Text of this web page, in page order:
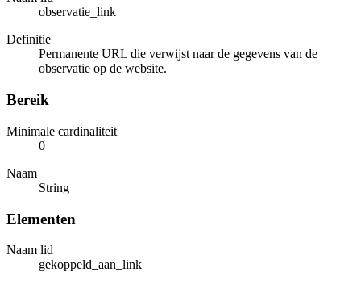
observatie_link
Definitie
Permanente URL die verwijst naar de gegevens van de
observatie op de website.
Bereik
Minimale cardinaliteit
0
Naam
String
Elementen
Naam lid
gekoppeld_aan_link